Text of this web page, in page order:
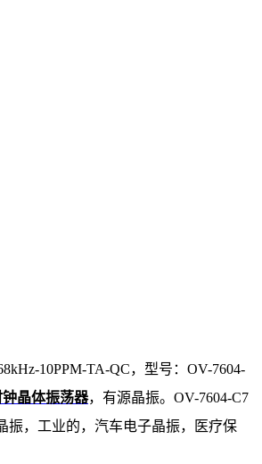
10PPM-TA-QC，型号：OV-7604-
钟晶体振荡器， 有源晶振。OV-7604-C7
振，工业的，汽车电子晶振，医疗保